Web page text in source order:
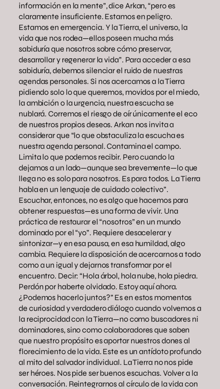
información en la mente”, dice Arkan, “pero es
claramente insuficiente. Estamos en peligro.
Estamos en emergencia. Y la Tierra, el universo, la
vida que nos rodea—ellos poseen mucha más
sabiduría que nosotros sobre cómo preservar,
desarrollar y regenerar la vida”. Para acceder a esa
sabiduría, debemos silenciar el ruido de nuestras
agendas personales. Si nos acercamos a la Tierra
pidiendo solo lo que queremos, movidos por el miedo,
la ambición o la urgencia, nuestra escucha se
nublará. Corremos el riesgo de oír únicamente el eco
de nuestros propios deseos. Arkan nos invita a
considerar que “lo que obstaculiza la escucha es
nuestra agenda personal. Contamina el campo.
Limita lo que podemos recibir. Pero cuando la
dejamos a un lado—aunque sea brevemente—lo que
llega no es solo para nosotros. Es para todos. La Tierra
habla en un lenguaje de cuidado colectivo”.
Escuchar, entonces, no es algo que hacemos para
obtener respuestas—es una forma de vivir. Una
práctica de restaurar el “nosotros” en un mundo
dominado por el “yo”. Requiere desacelerar y
sintonizar—y en esa pausa, en esa humildad, algo
cambia. Requiere la disposición de acercarnos a todo
como a un igual y dejarnos transformar por el
encuentro. Decir: “Hola árbol, hola nube, hola piedra.
Perdón por haberte olvidado. Estoy aquí ahora.
¿Podemos hacerlo juntos?” Es en estos momentos
de curiosidad y verdadero diálogo cuando volvemos a
la reciprocidad con la Tierra—no como buscadores ni
dominadores, sino como colaboradores que saben
que nuestro propósito es aportar nuestros dones al
florecimiento de la vida. Este es un antídoto profundo
al mito del salvador individual. La Tierra no nos pide
ser héroes. Nos pide ser buenos escuchas. Volver a la
conversación. Reintegrarnos al círculo de la vida con